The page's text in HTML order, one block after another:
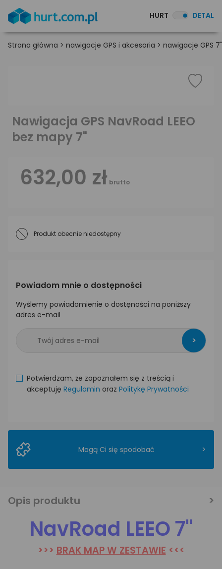
HURT DETAL
Strona główna > nawigacje GPS i akcesoria > nawigacje GPS 7"
Nawigacja GPS NavRoad LEEO
bez mapy 7"
632,00 zł brutto
Produkt obecnie niedostępny
Powiadom mnie o dostępności
Wyślemy powiadomienie o dostęności na poniższy
adres e-mail
>
Potwierdzam, że zapoznałem się z treścią i
akceptuję Regulamin oraz Politykę Prywatności
Mogą Ci się spodobać >
Opis produktu
NavRoad LEEO 7"
>>> BRAK MAP W ZESTAWIE <<<